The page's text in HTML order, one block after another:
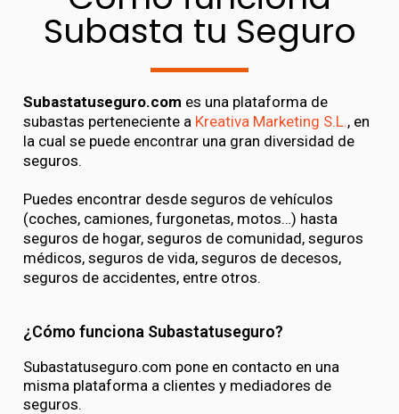
Subasta tu Seguro
Subastatuseguro.com es una plataforma de
subastas perteneciente a Kreativa Marketing S.L., en
la cual se puede encontrar una gran diversidad de
seguros.
Puedes encontrar desde seguros de vehículos
(coches, camiones, furgonetas, motos…) hasta
seguros de hogar, seguros de comunidad, seguros
médicos, seguros de vida, seguros de decesos,
seguros de accidentes, entre otros.
¿Cómo funciona Subastatuseguro?
Subastatuseguro.com pone en contacto en una
misma plataforma a clientes y mediadores de
seguros.